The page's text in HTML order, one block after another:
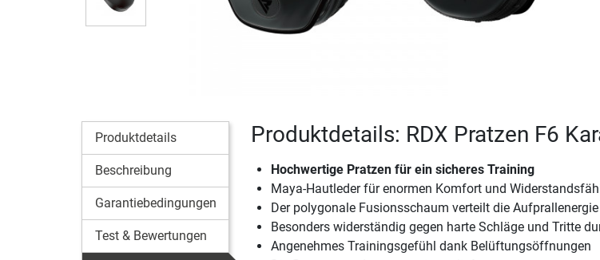
Produktdetails
Beschreibung
Garantiebedingungen
Test & Bewertungen
Produktdetails: RDX Pratzen F6
Hochwertige Pratzen für ein sicheres Training
Maya-Hautleder für enormen Komfort und
Der polygonale Fusionsschaum verteilt die
Besonders widerständig gegen harte Schläge und Tritte
Angenehmes Trainingsgefühl dank Belüftungsöffnungen